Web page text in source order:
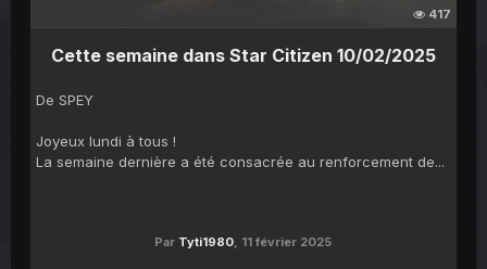
417
Cette semaine dans Star Citizen 10/02/2025
De SPEY
Joyeux lundi à tous !
La semaine dernière a été consacrée au renforcement de...
Par Tyti1980, 11 février 2025